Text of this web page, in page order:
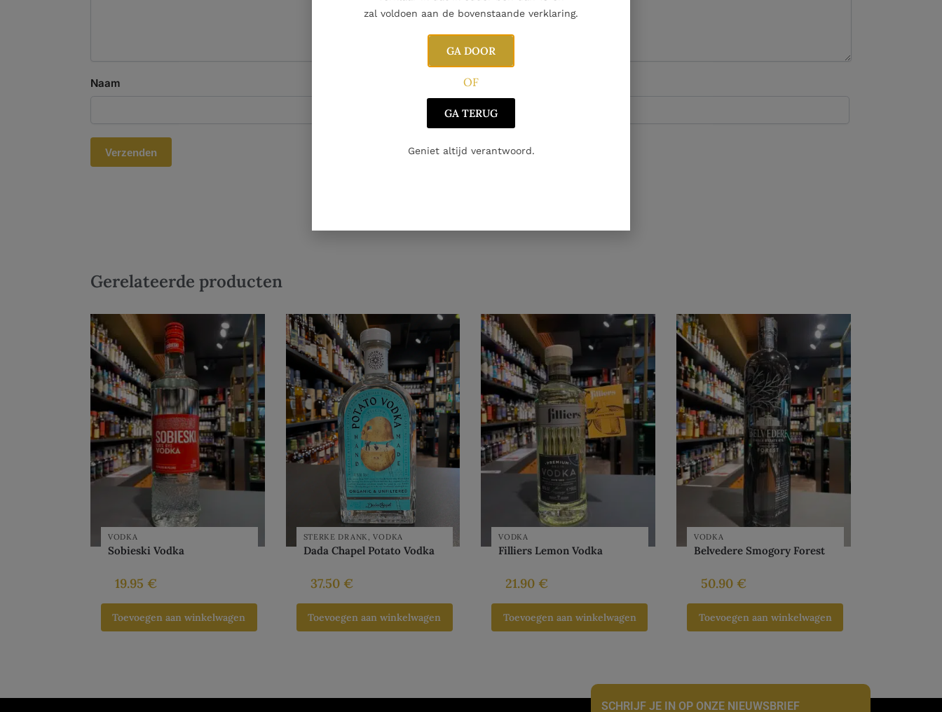
Naam E-mail
Gerelateerde producten
VODKA
Sobieski Vodka
19.95 €
Toevoegen aan winkelwagen
STERKE DRANK ,VODKA
Dada Chapel Potato Vodka
37.50 €
Toevoegen aan winkelwagen
VODKA
Filliers Lemon Vodka
21.90 €
Toevoegen aan winkelwagen
VODKA
Belvedere Smogory Forest
50.90 €
Toevoegen aan winkelwagen
SCHRIJF JE IN OP ONZE NIEUWSBRIEF
zal voldoen aan de bovenstaande verklaring.
GA DOOR
OF
GA TERUG
Geniet altijd verantwoord.